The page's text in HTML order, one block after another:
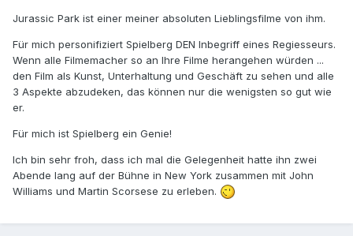
Jurassic Park ist einer meiner absoluten Lieblingsfilme von ihm.
Für mich personifiziert Spielberg DEN Inbegriff eines Regiesseurs.
Wenn alle Filmemacher so an Ihre Filme herangehen würden ...
den Film als Kunst, Unterhaltung und Geschäft zu sehen und alle
3 Aspekte abzudeken, das können nur die wenigsten so gut wie
er.
Für mich ist Spielberg ein Genie!
Ich bin sehr froh, dass ich mal die Gelegenheit hatte ihn zwei
Abende lang auf der Bühne in New York zusammen mit John
Williams und Martin Scorsese zu erleben.